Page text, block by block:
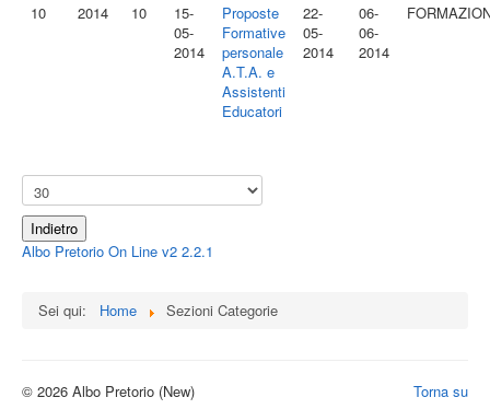
10
2014 10
15-
05-
2014
Proposte
Formative
personale
A.T.A. e
Assistenti
Educatori
22-
05-
2014
06-
06-
2014
Indietro
Albo Pretorio On Line v2 2.2.1
Sei qui: Home Sezioni Categorie
Torna su
© 2026 Albo Pretorio (New)